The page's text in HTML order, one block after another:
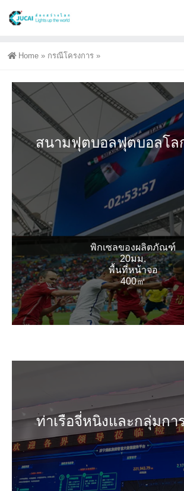
Home » กรณีโครงการ »
สนามฟุตบอลฟุตบอลโล
พิกเซลของผลิตภัณฑ์
20มม.
พื้นที่หน้าจอ
400㎡
ท่าเรือจี่หนิงและกลุ่มกา